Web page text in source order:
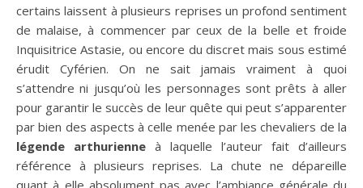
certains laissent à plusieurs reprises un profond sentiment
de malaise, à commencer par ceux de la belle et froide
Inquisitrice Astasie, ou encore du discret mais sous estimé
érudit Cyférien. On ne sait jamais vraiment à quoi
s’attendre ni jusqu’où les personnages sont prêts à aller
pour garantir le succès de leur quête qui peut s’apparenter
par bien des aspects à celle menée par les chevaliers de la
légende arthurienne à laquelle l’auteur fait d’ailleurs
référence à plusieurs reprises. La chute ne dépareille
quant à elle absolument pas avec l’ambiance générale du